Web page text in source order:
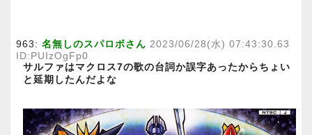
963: 名無しのスパロボさん 2023/06/28(水) 07:43:30.63
ID:PUIzOgFp0
サルファはマクロス7の歌の台詞か誤字あったからちょい
と延期したんだよな